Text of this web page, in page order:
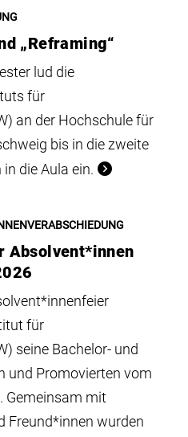
„Reframing“
lud die
für
an der Hochschule für
bis in die zweite
die Aula ein.
Absolvent*innen
für
seine Bachelor- und
und Promovierten vom
Gemeinsam mit
Freund*innen wurden